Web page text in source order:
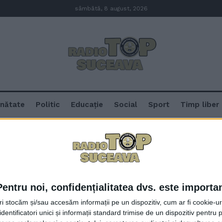
noi, confidențialitatea dvs. este
stocăm și/sau accesăm informații pe un dispozitiv, cum ar fi cookie-
unici și informații standard trimise de un dispozitiv pentru
sâmbătă, 8 august, 2026
Politic Educație Social Sport Timp liber
Sucevenii, atenționați de
caută cazări pe litoralul Mării